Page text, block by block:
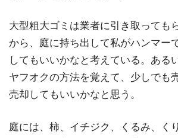
大型粗大ゴミは業者に引き取っても
から、庭に持ち出して私がハンマー
してもいいかなと考えている。ある
ヤフオクの方法を覚えて、少しでも
売却してもいいかなと思う。
庭には、柿、イチジク、くるみ、く